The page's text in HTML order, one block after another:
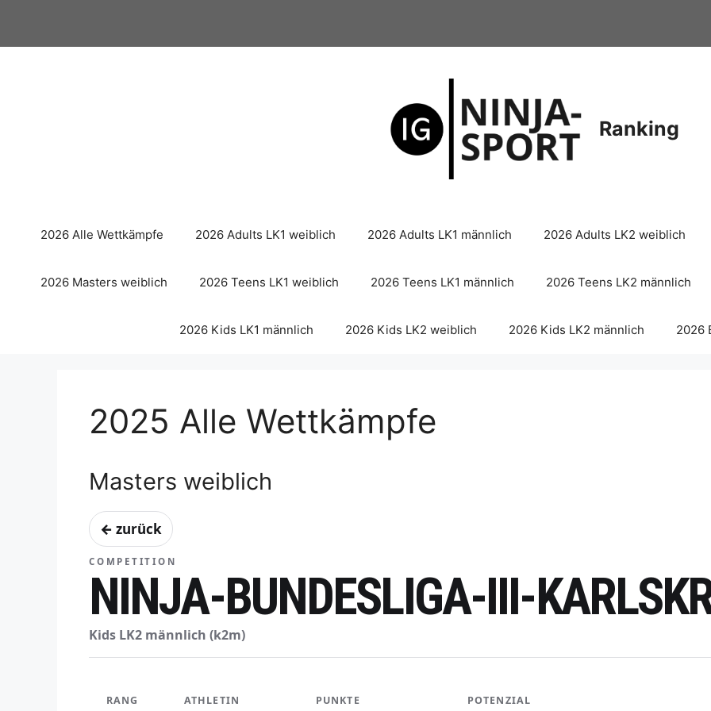
springen
Ranking
2026 Alle Wettkämpfe 2026 Adults LK1 weiblich 2026 Adults LK1 männlich 2026 Adults LK2 weiblich
2026 Masters weiblich 2026 Teens LK1 weiblich 2026 Teens LK1 männlich 2026 Teens LK2 männlich
2026 Kids LK1 männlich 2026 Kids LK2 weiblich 2026 Kids LK2 männlich 2026
2025 Alle Wettkämpfe
Masters weiblich
← zurück
COMPETITION
NINJA-BUNDESLIGA-III-
Kids LK2 männlich (k2m)
RANG ATHLETIN PUNKTE POTENZIAL